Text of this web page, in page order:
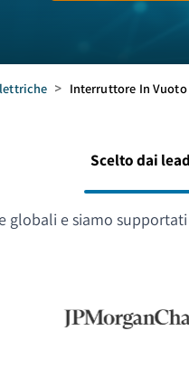
> Interruttore In Vuoto
Scelto dai
globali e siamo